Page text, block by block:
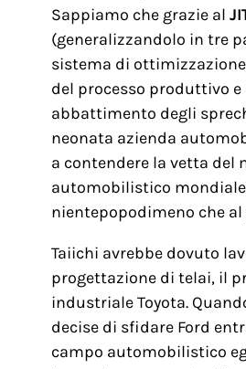
Sappiamo che grazie al
(generalizzandolo in tre
sistema di
del processo produttivo e
abbattimento degli
neonata azienda
a contendere la vetta del
automobilistico mondiale
nientepopodimeno che al
Taiichi avrebbe dovuto
progettazione di telai, il
industriale Toyota.
decise di sfidare Ford
campo automobilistico